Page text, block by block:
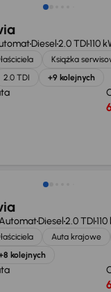
Diesel2.0 TDI110
Książka
2.0 TDI +9 kolejnych
VAT
Diesel2.0 TDI
Auta krajowe
kolejnych